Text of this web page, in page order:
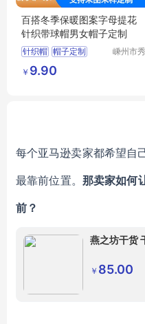
百搭冬季保暖图案字母提花
针织带球帽男女帽子定制
针织帽 帽子定制
腈纶氨纶帽子
带球帽子
嵊州市秀
￥ 9.90
每个亚马逊卖家都希望自
最靠前位置。 那卖家如何
前？
燕之坊干货
￥ 85.00